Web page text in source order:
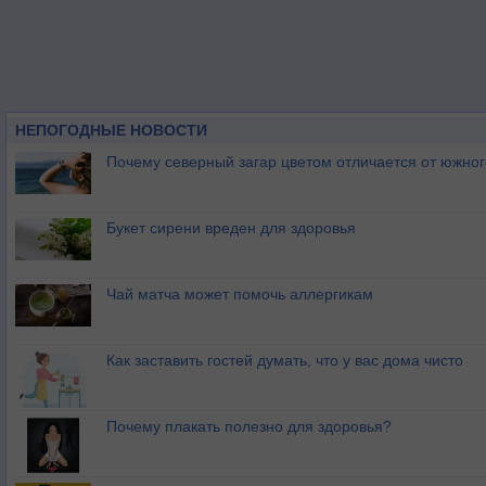
НЕПОГОДНЫЕ НОВОСТИ
Почему северный загар цветом отличается от
Букет сирени вреден для здоровья
Чай матча может помочь аллергикам
Как заставить гостей думать, что у вас дома чисто
Почему плакать полезно для здоровья?